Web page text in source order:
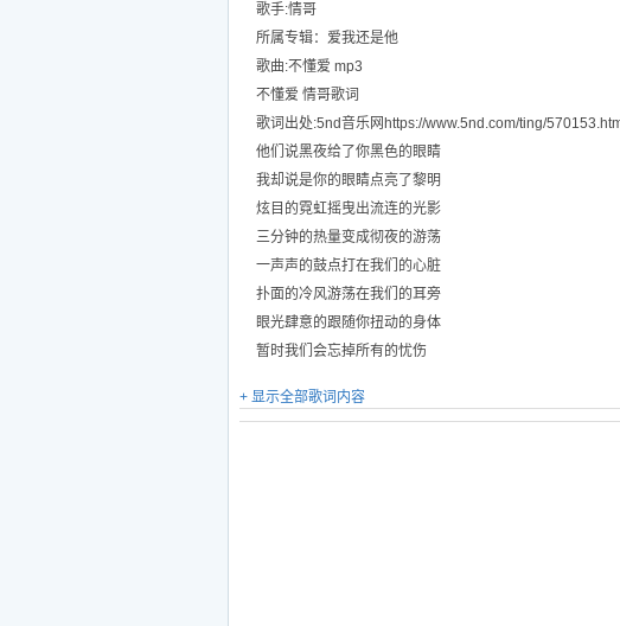
歌手:情哥
所属专辑：爱我还是他
歌曲:不懂爱 mp3
不懂爱 情哥歌词
歌词出处:5nd音乐网https://www.5nd.com/ting/
他们说黑夜给了你黑色的眼睛
我却说是你的眼睛点亮了黎明
炫目的霓虹摇曳出流连的光影
三分钟的热量变成彻夜的游荡
一声声的鼓点打在我们的心脏
扑面的冷风游荡在我们的耳旁
眼光肆意的跟随你扭动的身体
暂时我们会忘掉所有的忧伤
+ 显示全部歌词内容